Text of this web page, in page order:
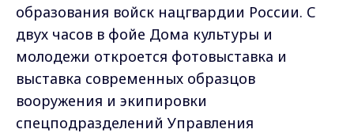
образования войск нацгвардии России. С
двух часов в фойе Дома культуры и
молодежи откроется фотовыставка и
выставка современных образцов
вооружения и экипировки
спецподразделений Управления